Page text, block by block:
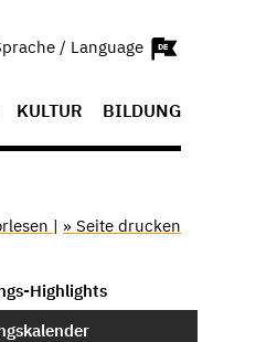
/ Language
KULTUR BILDUNG
| » Seite drucken
Highlights